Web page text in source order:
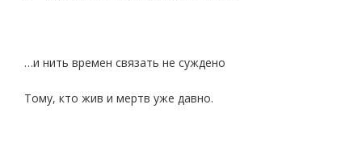
…и нить времен связать не суждено
Тому, кто жив и мертв уже давно.